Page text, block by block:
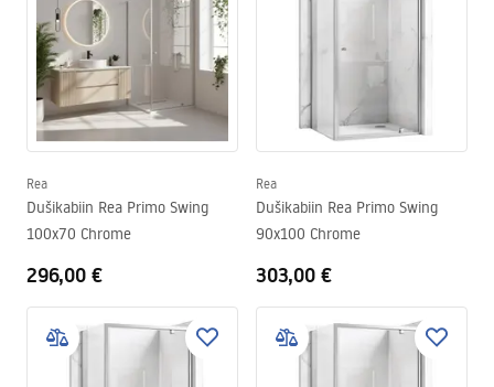
Rea
Dušikabiin Rea Primo Swing
100x70 Chrome
296,00 €
Rea
Dušikabiin Rea Primo Swing
90x100 Chrome
303,00 €